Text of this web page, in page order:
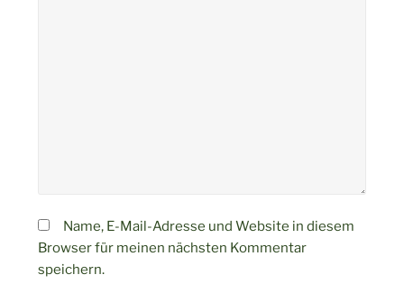
Name, E-Mail-Adresse und Website in diesem
Browser für meinen nächsten Kommentar
speichern.